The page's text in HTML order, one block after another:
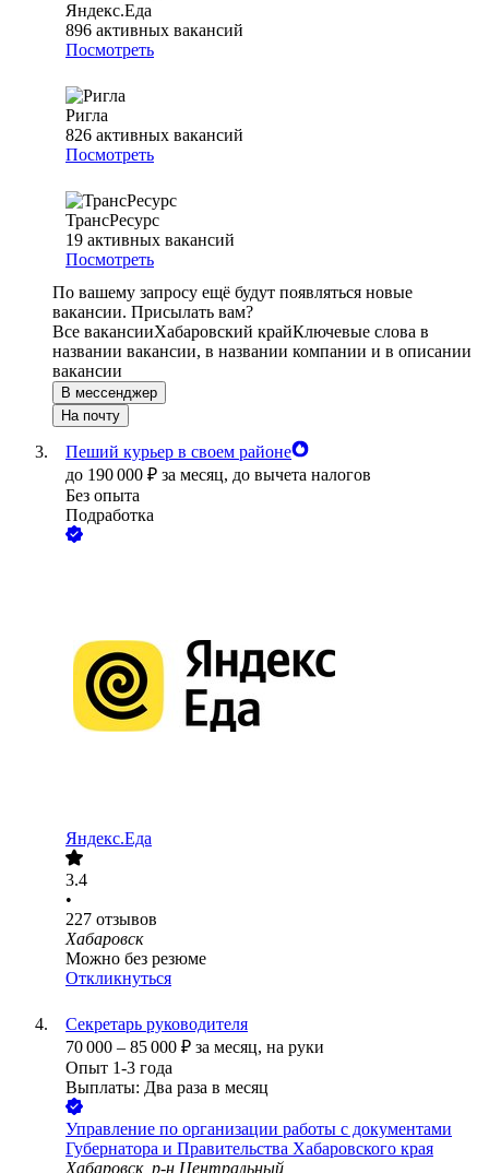
Яндекс.Еда
896 активных вакансий
Посмотреть
Ригла
826 активных вакансий
Посмотреть
ТрансРесурс
19 активных вакансий
Посмотреть
По вашему запросу ещё будут появляться новые
вакансии. Присылать вам?
Все вакансииХабаровский крайКлючевые слова в
названии вакансии, в названии компании и в описании
вакансии
В мессенджер
На почту
Пеший курьер в своем районе
до 190 000 ₽ за месяц, до вычета налогов
Без опыта
Подработка
Яндекс.Еда
3.4
•
227 отзывов
Хабаровск
Можно без резюме
Откликнуться
Секретарь руководителя
70 000 – 85 000 ₽ за месяц, на руки
Опыт 1-3 года
Выплаты: Два раза в месяц
Управление по организации работы с документами
Губернатора и Правительства Хабаровского края
Хабаровск, р-н Центральный